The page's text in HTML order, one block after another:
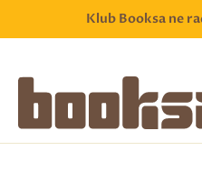
Klub Booksa ne